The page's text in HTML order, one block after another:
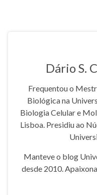
Dário S.
Frequentou o
Biológica na
Biologia Celular e
Lisboa. Presidiu ao
Manteve o blog
desde 2010.